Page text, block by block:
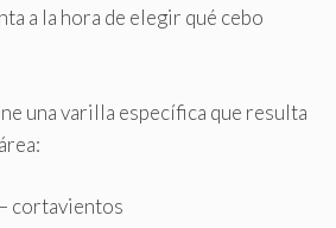
a la hora de elegir qué cebo
una varilla específica que resulta
– cortavientos